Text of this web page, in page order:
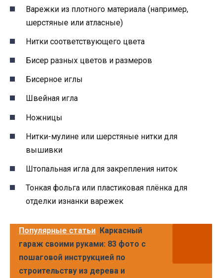
Варежки из плотного материала (например,
шерстяные или атласные)
Нитки соответствующего цвета
Бисер разных цветов и размеров
Бисерное иглы
Швейная игла
Ножницы
Нитки-мулине или шерстяные нитки для
вышивки
Штопальная игла для закрепления ниток
Тонкая фольга или пластиковая плёнка для
отделки изнанки варежек
Популярные статьи Каркасный
гараж своими руками: 83 фото с
пошаговой инструкцией по
строительству из дерева и